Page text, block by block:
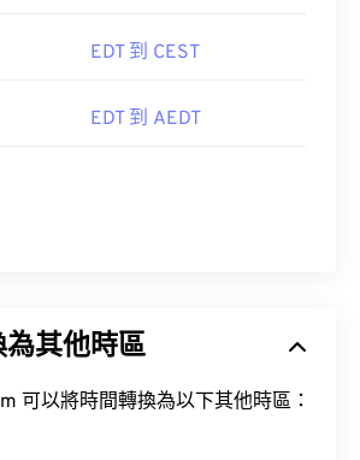
EDT 到 CEST
EDT 到 AEDT
其他時區
可以將時間轉換為以下其他時區：